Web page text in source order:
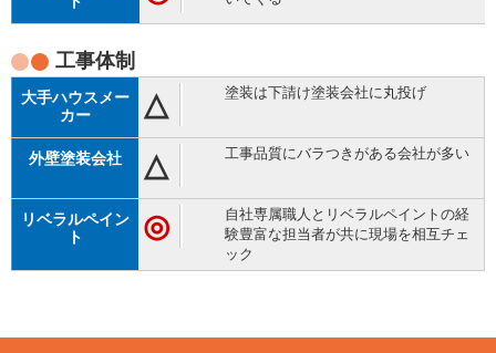
工事体制
△ 塗装は下請け塗装会社に丸投げ
△ 工事品質にバラつきがある会社が多い
◎
自社専属職人とリベラルペイントの経
験豊富な担当者が共に現場を相互チェ
ック